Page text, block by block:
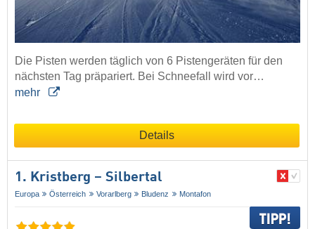
Die Pisten werden täglich von 6 Pistengeräten für den
nächsten Tag präpariert. Bei Schneefall wird vor…
mehr
Details
1. Kristberg – Silbertal
Europa Österreich Vorarlberg Bludenz Montafon